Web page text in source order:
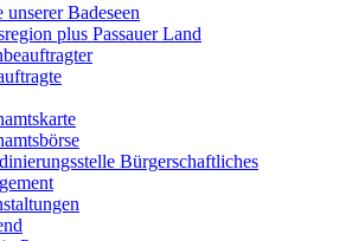
unserer Badeseen
plus Passauer Land
Bürgerschaftliches